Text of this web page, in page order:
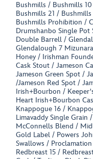
Bushmills / Bushmills
Bushmills 21 /
Bushmills Prohibition /
Drumshanbo Single
Double Barrell /
Glendalough 7
Honey / Irishman
Cask Stout / Jameson
Jameson Green Spot /
/Jameson Red Spot /
Irish+Bourbon /
Heart Irish+Bourbon
Knappogue 16 /
Limavaddy Single
McConnells Blend /
Gold Label / Powers
Swallows /
Redbreast 15 /